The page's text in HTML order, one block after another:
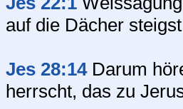
auf die Dächer
Jes 28:14Darum
herrscht, das zu